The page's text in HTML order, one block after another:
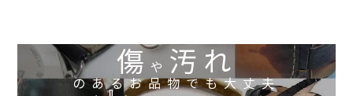
傷や 汚れ
のあるお品物でも大丈夫